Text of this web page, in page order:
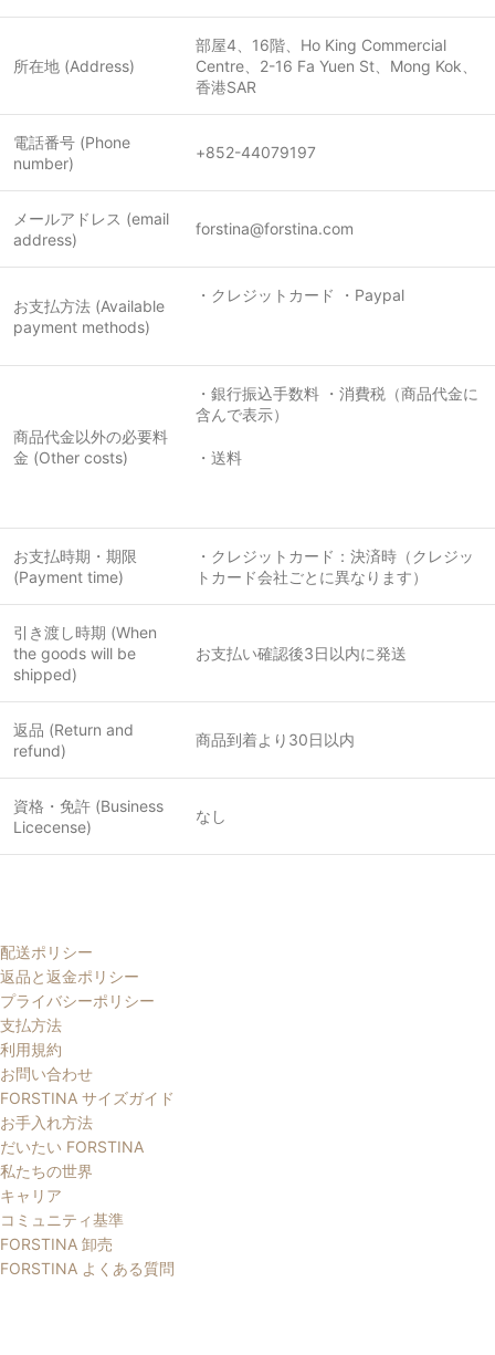
所在地 (Address)
部屋4、16階、Ho King Commercial
Centre、2-16 Fa Yuen St、Mong Kok、
香港SAR
電話番号 (Phone
number)
+‍8‍52-44079197
メールアドレス (email
address)
forstina@forstina.com
お支払方法 (Available
payment methods)
・クレジットカード ・Paypal
商品代金以外の必要料
金 (Other costs)
・銀行振込手数料 ・消費税（商品代金に
含んで表示）
・送料
お支払時期・期限
(Payment time)
・クレジットカード：決済時（クレジッ
トカード会社ごとに異なります）
引き渡し時期 (When
the goods will be
shipped)
お支払い確認後3日以内に発送
返品 (Return and
refund)
商品到着より30日以内
資格・免許 (Business
Licecense)
なし
配送ポリシー
返品と返金ポリシー
プライバシーポリシー
支払方法
利用規約
お問い合わせ
FORSTINA サイズガイド
お手入れ方法
だいたい FORSTINA
私たちの世界
キャリア
コミュニティ基準
FORSTINA 卸売
FORSTINA よくある質問